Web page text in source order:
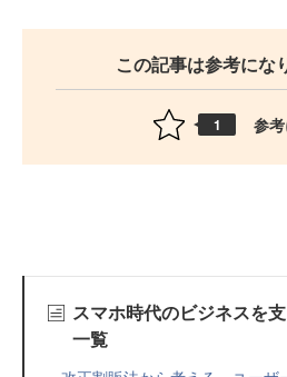
この記事は参考にな
1 参
スマホ時代のビジネスを
一覧